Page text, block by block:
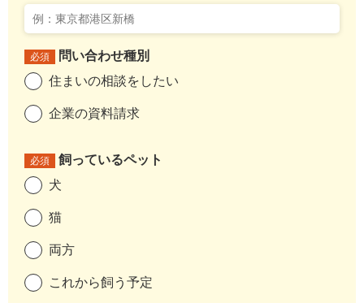
必須
問い合わせ種別
住まいの相談をしたい
企業の資料請求
必須
飼っているペット
犬
猫
両方
これから飼う予定